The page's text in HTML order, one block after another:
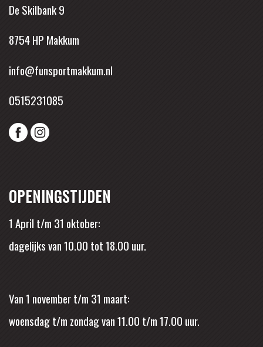
De Skilbank 9
8754 HP Makkum
info@funsportmakkum.nl
0515231085
OPENINGSTIJDEN
1 April t/m 31 oktober:
dagelijks van 10.00 tot 18.00 uur.
Van 1 november t/m 31 maart:
woensdag t/m zondag van 11.00 t/m 17.00 uur.